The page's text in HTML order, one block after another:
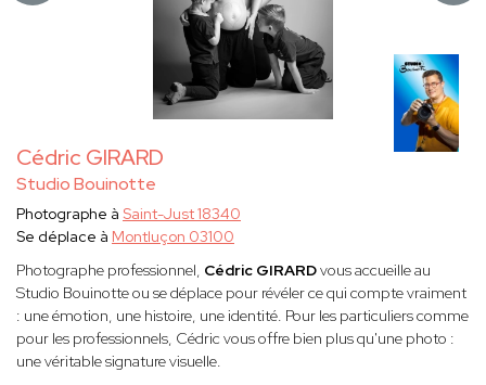
Cédric GIRARD
Studio Bouinotte
Photographe à Saint-Just 18340
Se déplace à Montluçon 03100
Photographe professionnel, Cédric GIRARDvous accueille au
Studio Bouinotte ou se déplace pour révéler ce qui compte vraiment
: une émotion, une histoire, une identité. Pour les particuliers comme
pour les professionnels, Cédric vous offre bien plus qu'une photo :
une véritable signature visuelle.